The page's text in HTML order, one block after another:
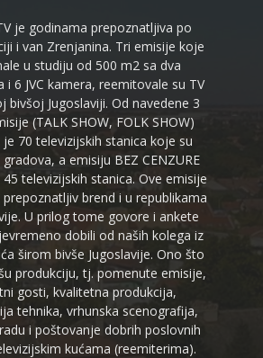
je godinama prepoznatljiva po
i van Zrenjanina. Tri emisije koje
u studiju od 500 m2 sa dva
i 6 JVC kamera, reemitovale su TV
bivšoj Jugoslaviji. Od navedene 3
(TALK SHOW, FOLK SHOW)
70 televizijskih stanica koje su
a emisiju BEZ CENZURE
televizijskih stanica. Ove emisije
brend i u republikama
U prilog tome govore i ankete
dobili od naših kolega iz
širom bivše Jugoslavije. Ono što
produkciju, tj. pomenute emisije,
gosti, kvalitetna produkcija,
tehnika, vrhunska scenografija,
i poštovanje dobrih poslovnih
kućama (reemiterima).